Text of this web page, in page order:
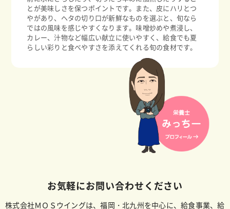
とが美味しさを保つポイントです。また、皮にハリとつ
やがあり、ヘタの切り口が新鮮なものを選ぶと、旬なら
ではの風味を感じやすくなります。味噌炒めや煮浸し、
カレー、汁物など幅広い献立に使いやすく、給食でも夏
らしい彩りと食べやすさを添えてくれる旬の食材です。
お気軽にお問い合わせください
株式会社ＭＯＳウイングは、福岡・北九州を中心に、給食事業、給